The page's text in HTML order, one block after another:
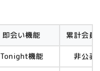
即会い機能
累計会員
Tonight機能
非公表